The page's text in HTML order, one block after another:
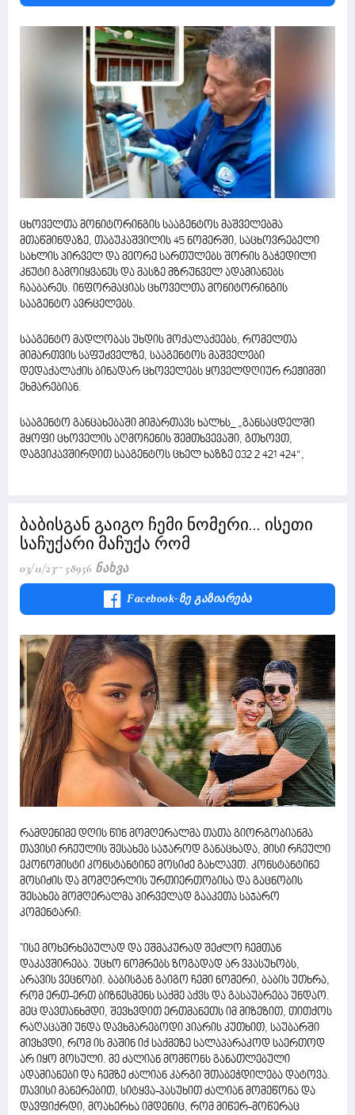
ცხოველთა მონიტორინგის სააგენტოს მაშველებმა
მთაწმინდაზე, თაბუკაშვილის 45 ნომერში, საცხოვრებელი
სახლის პირველ და მეორე სართულებს შორის გაჭედილი
კნუტი გამოიყვანეს და მასზე მზრუნველ ადამიანებს
ჩააბარეს. ინფორმაციას ცხოველთა მონიტორინგის
სააგენტო ავრცელებს.
სააგენტო მადლობას უხდის მოქალაქეებს, რომელთა
მიმართვის საფუძველზე, სააგენტოს მაშველები
დედაქალაქის ბინადარ ცხოველებს ყოველდღიურ რეჟიმში
ეხმარებიან.
სააგენტო განცახებაში მიმართავს ხალხს_ „განსაცდელში
მყოფი ცხოველის აღმოჩენის შემთხვევაში, გთხოვთ,
დაგვიკავშირდით სააგენტოს ცხელ ხაზზე 032 2 421 424“,
ბაბისგან გაიგო ჩემი ნომერი... ისეთი
საჩუქარი მაჩუქა რომ
03/11/23 58956 Ნახვა
Facebook-Ზე Გაზიარება
რამდენიმე დღის წინ მომღერალმა თათა გიორგობიანმა
თავისი რჩეულის შესახებ საჯაროდ განაცხადა, მისი რჩეული
ეკონომისტი კონსტანტინე მოსიძე გახლავთ. კონსტანტინე
მოსიძის და მომღერლის ურთიერთობისა და გაცნობის
შესახებ მომღერალმა პირველად გააკეთა საჯარო
კომენტარი:
''ისე მოხერხებულად და ეშმაკურად შეძლო ჩემთან
დაკავშირება. უცხო ნომრებს ზოგადად არ ვპასუხობს,
არავის ვეცნობი. ბაბისგან გაიგო ჩემი ნომერი, ბაბის უთხრა,
რომ ერთ-ერთ ბიზნესმენს საქმე აქვს და გასაუბრება უნდაო.
მეც დავთანხმდი, შევხვდით ერთმანეთს იმ მიზეზით, თითქოს
რაღაცაში უნდა დავხმარებოდი პიარის კუთხით, საუბარში
მივხვდი, რომ ის მაშინ იქ საქმეზე სალაპარაკოდ საერთოდ
არ იყო მოსული. მე ძალიან მომწონს განათლებული
ადამიანები და ჩემზე ძალიან კარგი შთაბეჭდილება დატოვა.
თავისი მანერებით, სიტყვა-პასუხით ძალიან მომეწონა და
დავფიქრდი, მოახერხა იმდენიც, რომ მიწერ-მოწერაც